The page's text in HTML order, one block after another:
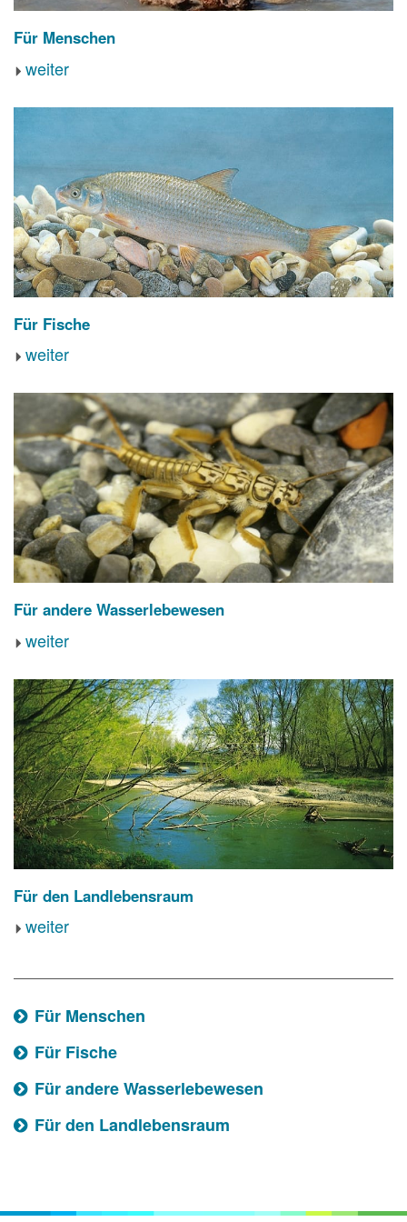
Für Menschen
weiter
Für Fische
weiter
Für andere Wasserlebewesen
weiter
Für den Landlebensraum
weiter
Für Menschen
Für Fische
Für andere Wasserlebewesen
Für den Landlebensraum